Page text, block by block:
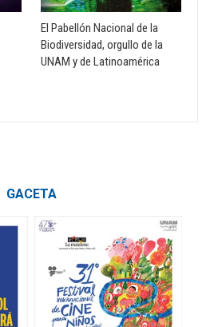
El Pabellón Nacional de la
Biodiversidad, orgullo de la
UNAM y de Latinoamérica
GACETA